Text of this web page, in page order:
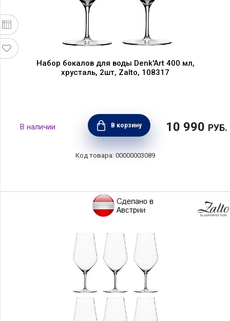
Набор бокалов для воды Denk'Art 400 мл,
хрусталь, 2шт, Zalto, 108317
В корзину 10 990 РУБ.
00000003089